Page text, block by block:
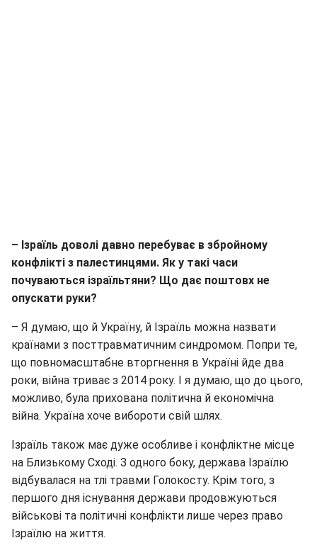
– Ізраїль доволі давно перебуває в збройному
конфлікті з палестинцями. Як у такі часи
почуваються ізраїльтяни? Що дає поштовх не
опускати руки?
– Я думаю, що й Україну, й Ізраїль можна назвати
країнами з посттравматичним синдромом. Попри те,
що повномасштабне вторгнення в Україні йде два
роки, війна триває з 2014 року. І я думаю, що до цього,
можливо, була прихована політична й економічна
війна. Україна хоче вибороти свій шлях.
Ізраїль також має дуже особливе і конфліктне місце
на Близькому Сході. З одного боку, держава Ізраїлю
відбувалася на тлі травми Голокосту. Крім того, з
першого дня існування держави продовжуються
військові та політичні конфлікти лише через право
Ізраїлю на життя.